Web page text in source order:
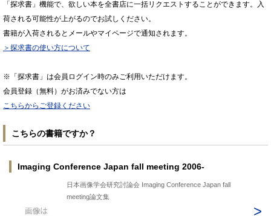
「探求書」機能で、欲しい本を全書店に一括リクエストすることができます。入
荷される可能性が上がるのでお試しください。
書籍が入荷されるとメールやマイページで通知されます。
＞探求書の使い方について
※「探求書」は会員ログイン時のみご利用いただけます。
会員登録（無料）がお済みでない方は
こちらからご登録ください
こちらの書籍ですか？
Imaging Conference Japan fall meeting 2006-
日本画像学会研究討論会 Imaging Conference Japan fall
meeting論文集